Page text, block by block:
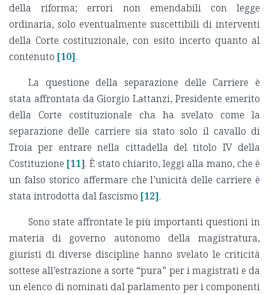
della riforma; errori non emendabili con legge
ordinaria, solo eventualmente suscettibili di interventi
della Corte costituzionale, con esito incerto quanto al
contenuto [10].
La questione della separazione delle Carriere è
stata affrontata da Giorgio Lattanzi, Presidente emerito
della Corte costituzionale cha ha svelato come la
separazione delle carriere sia stato solo il cavallo di
Troia per entrare nella cittadella del titolo IV della
Costituzione [11]. È stato chiarito, leggi alla mano, che è
un falso storico affermare che l’unicità delle carriere è
stata introdotta dal fascismo [12].
Sono state affrontate le più importanti questioni in
materia di governo autonomo della magistratura,
giuristi di diverse discipline hanno svelato le criticità
sottese all’estrazione a sorte “pura” per i magistrati e da
un elenco di nominati dal parlamento per i componenti